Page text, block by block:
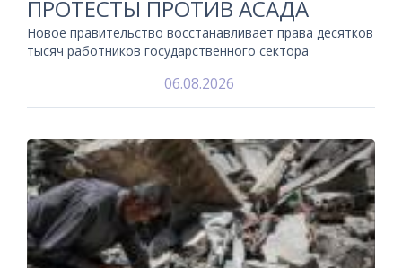
ПРОТЕСТЫ ПРОТИВ АСАДА
Новое правительство восстанавливает права десятков
тысяч работников государственного сектора
06.08.2026